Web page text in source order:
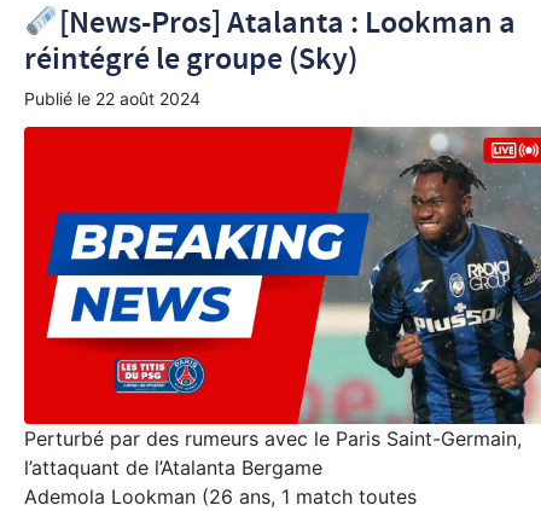
[News-Pros] Atalanta : Lookman a
réintégré le groupe (Sky)
Publié le 22 août 2024
Perturbé par des rumeurs avec le Paris Saint-Germain,
l’attaquant de l’Atalanta Bergame
Ademola Lookman (26 ans, 1 match toutes